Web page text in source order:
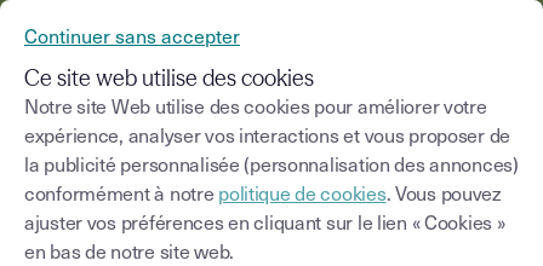
Blog
Choisir une catégorie Saisissez un terme
Continuer sans accepter
Ce site web utilise des cookies
Notre site Web utilise des cookies pour améliorer votre
expérience, analyser vos interactions et vous proposer de
la publicité personnalisée (personnalisation des annonces)
conformément à notre politique de cookies. Vous pouvez
ajuster vos préférences en cliquant sur le lien « Cookies »
en bas de notre site web.